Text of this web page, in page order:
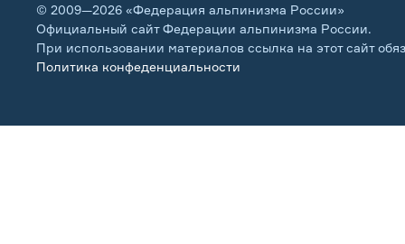
© 2009—2026 «Федерация альпинизма России»
Официальный сайт Федерации альпинизма России.
При использовании материалов ссылка на этот сайт
Политика конфеденциальности